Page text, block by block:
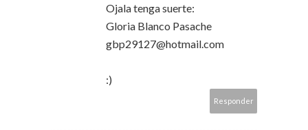
Ojala tenga suerte:
Gloria Blanco Pasache
gbp29127@hotmail.com
:)
Responder